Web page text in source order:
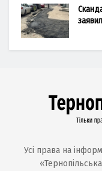
Усі права на